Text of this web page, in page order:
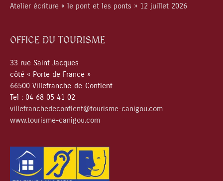
Atelier écriture « le pont et les ponts » 12 juillet 2026
OFFICE DU TOURISME
33 rue Saint Jacques
côté « Porte de France »
66500 Villefranche-de-Conflent
Tel : 04 68 05 41 02
villefranchedeconflent@tourisme-canigou.com
www.tourisme-canigou.com